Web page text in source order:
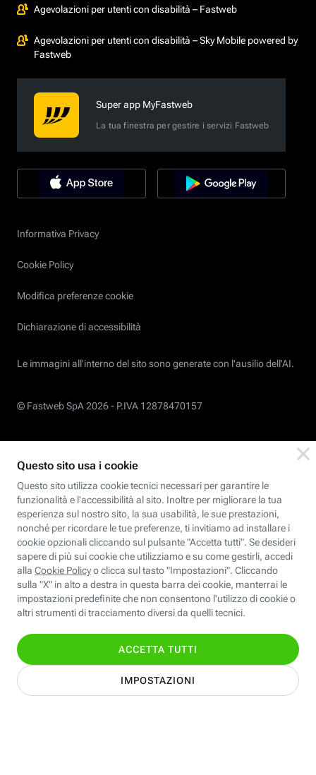
Agevolazioni per utenti con disabilità – Fastweb
Agevolazioni per utenti con disabilità – Sky Mobile powered by
Fastweb
Super app MyFastweb
La tua finestra per gestire i servizi Fastweb
Informativa Privacy
Cookie Policy
Modifica preferenze cookie
Dichiarazione di accessibilità
Le immagini all’interno del sito sono generate con l'ausilio dell'AI.
© Fastweb SpA 2026 - P.IVA 12878470157